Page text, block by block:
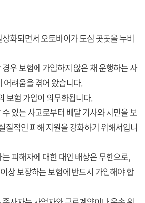
화되면서 오토바이가 도심 곳곳을 누비
우 보험에 가입하지 않은 채 운행하는 사
어려움을 겪어 왔습니다.
보험 가입이 의무화됩니다.
있는 사고로부터 배달 기사와 시민을 보
질적인 피해 지원을 강화하기 위해서입니
피해자에 대한 대인 배상은 무한으로,
상 보장하는 보험에 반드시 가입해야 합